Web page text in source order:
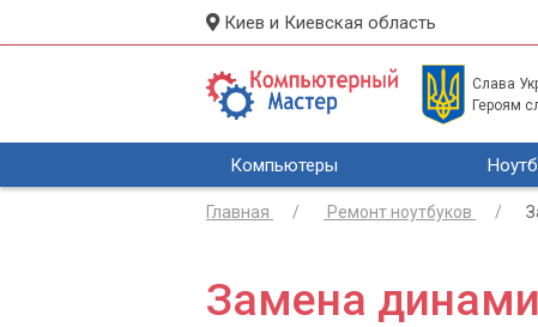
Киев и Киевская область
Слава
Героям
Компьютеры
Главная Ремонт ноутбуков
Замена